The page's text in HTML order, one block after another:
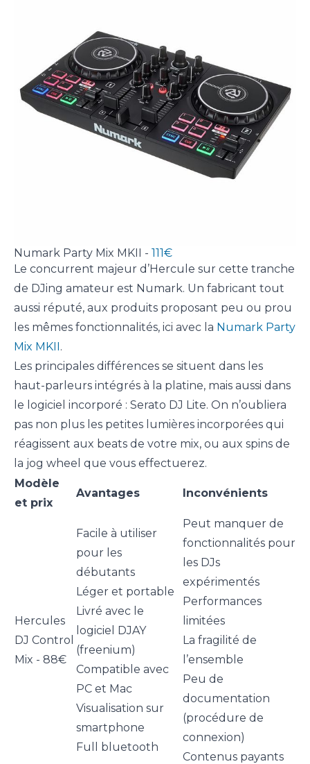
Numark Party Mix MKII - 111€
Le concurrent majeur d’Hercule sur cette tranche
de DJing amateur est Numark. Un fabricant tout
aussi réputé, aux produits proposant peu ou prou
les mêmes fonctionnalités, ici avec la Numark Party
Mix MKII.
Les principales différences se situent dans les
haut-parleurs intégrés à la platine, mais aussi dans
le logiciel incorporé : Serato DJ Lite. On n’oubliera
pas non plus les petites lumières incorporées qui
réagissent aux beats de votre mix, ou aux spins de
la jog wheel que vous effectuerez.
Modèle
et prix
Avantages Inconvénients
Hercules
DJ Control
Mix - 88€
Facile à utiliser
pour les
débutants
Léger et portable
Livré avec le
logiciel DJAY
(freenium)
Compatible avec
PC et Mac
Visualisation sur
smartphone
Full bluetooth
Peut manquer de
fonctionnalités pour
les DJs
expérimentés
Performances
limitées
La fragilité de
l’ensemble
Peu de
documentation
(procédure de
connexion)
Contenus payants